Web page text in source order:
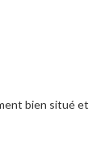
bien situé et